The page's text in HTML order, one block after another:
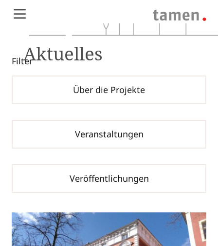
Aktuelles
Filter
Über die Projekte
Veranstaltungen
Veröffentlichungen